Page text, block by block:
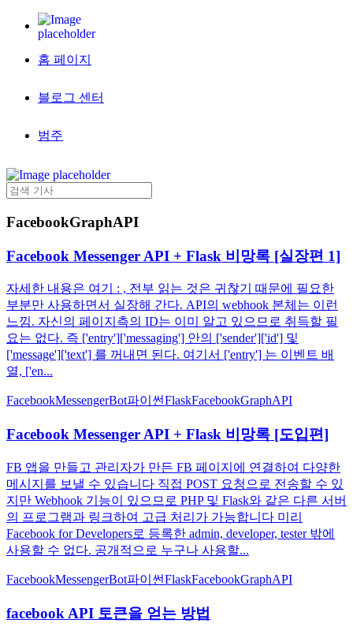
홈 페이지
블로그 센터
범주
FacebookGraphAPI
Facebook Messenger API + Flask 비망록 [실장편 1]
자세한 내용은 여기 : , 전부 읽는 것은 귀찮기 때문에 필요한
부분만 사용하면서 실장해 간다. API의 webhook 본체는 이런
느낌. 자신의 페이지측의 ID는 이미 알고 있으므로 취득할 필
요는 없다. 즉 ['entry']['messaging'] 안의 ['sender']['id'] 및
['message']['text'] 를 꺼내면 된다. 여기서 ['entry'] 는 이벤트 배
열, ['en...
FacebookMessengerBot파이썬FlaskFacebookGraphAPI
Facebook Messenger API + Flask 비망록 [도입편]
FB 앱을 만들고 관리자가 만든 FB 페이지에 연결하여 다양한
메시지를 보낼 수 있습니다 직접 POST 요청으로 전송할 수 있
지만 Webhook 기능이 있으므로 PHP 및 Flask와 같은 다른 서버
의 프로그램과 링크하여 고급 처리가 가능합니다 미리
Facebook for Developers로 등록한 admin, developer, tester 밖에
사용할 수 없다. 공개적으로 누구나 사용할...
FacebookMessengerBot파이썬FlaskFacebookGraphAPI
facebook API 토큰을 얻는 방법